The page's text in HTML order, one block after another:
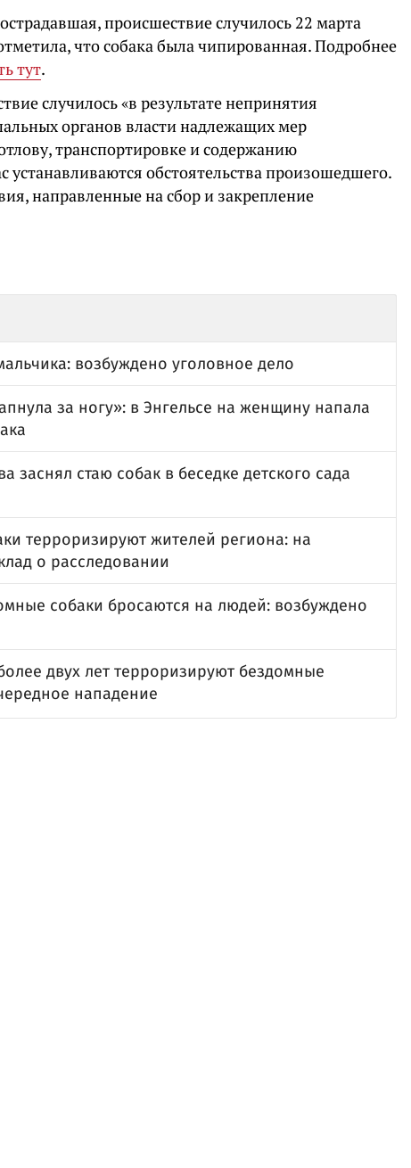
происшествие случилось 22 марта
что собака была чипированная. Подробнее
тут.
случилось «в результате непринятия
органов власти надлежащих мер
транспортировке и содержанию
обстоятельства произошедшего.
направленные на сбор и закрепление
возбуждено уголовное дело
за ногу»: в Энгельсе на женщину напала
заснял стаю собак в беседке детского сада
терроризируют жителей региона: на
о расследовании
собаки бросаются на людей: возбуждено
двух лет терроризируют бездомные
нападение